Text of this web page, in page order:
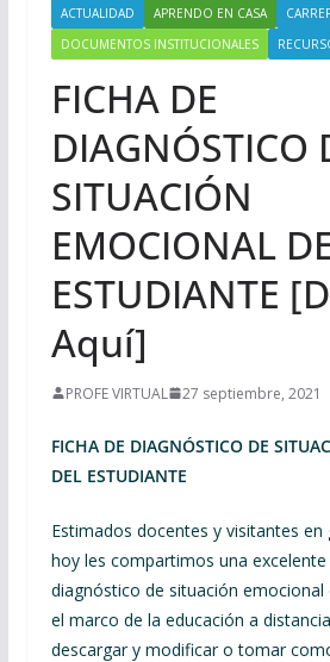
ACTUALIDAD APRENDO EN CASA
DOCUMENTOS INSTITUCIONALES
FICHA DE
DIAGNÓSTICO
SITUACIÓN
EMOCIONAL
ESTUDIANTE
Aquí]
PROFE VIRTUAL 27 septiembre, 2021
FICHA DE DIAGNÓSTICO DE
DEL ESTUDIANTE
Estimados docentes y visitantes en
hoy les compartimos una excelente
diagnóstico de situación emocional
el marco de la educación a
descargar y modificar o tomar